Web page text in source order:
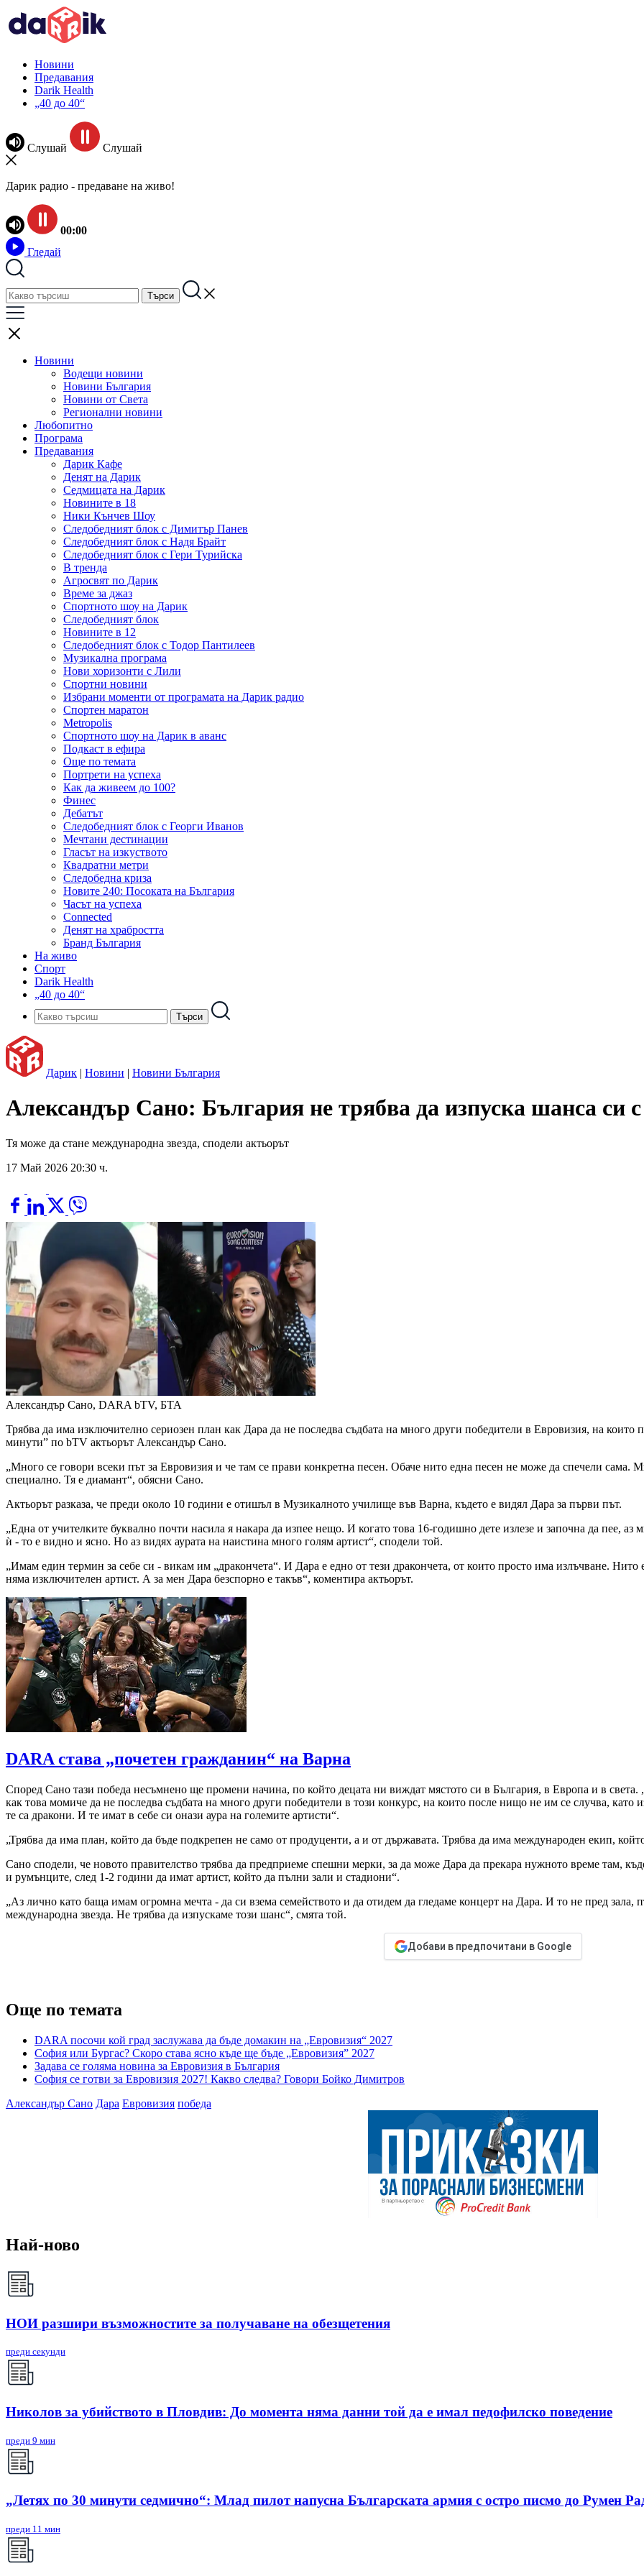
Новини
Предавания
Darik Health
„40 до 40“
Слушай Слушай
Дарик радио - предаване на живо!
00:00
Гледай
Новини
Водещи новини
Новини България
Новини от Света
Регионални новини
Любопитно
Програма
Предавания
Дарик Кафе
Денят на Дарик
Седмицата на Дарик
Новините в 18
Ники Кънчев Шоу
Следобедният блок с Димитър Панев
Следобедният блок с Надя Брайт
Следобедният блок с Гери Турийска
В тренда
Агросвят по Дарик
Време за джаз
Спортното шоу на Дарик
Следобедният блок
Новините в 12
Следобедният блок с Тодор Пантилеев
Музикална програма
Нови хоризонти с Лили
Спортни новини
Избрани моменти от програмата на Дарик радио
Спортен маратон
Metropolis
Спортното шоу на Дарик в аванс
Подкаст в ефира
Още по темата
Портрети на успеха
Как да живеем до 100?
Финес
Дебатът
Следобедният блок с Георги Иванов
Мечтани дестинации
Гласът на изкуството
Квадратни метри
Следобедна криза
Новите 240: Посоката на България
Часът на успеха
Connected
Денят на храбростта
Бранд България
На живо
Спорт
Darik Health
„40 до 40“
Дарик | Новини | Новини България
Александър Сано: България не трябва да изпуска шанса си
Тя може да стане международна звезда, сподели актьорът
17 Май 2026 20:30 ч.
Александър Сано, DARA bTV, БТА
Трябва да има изключително сериозен план как Дара да не последва съдбата на много други победители в Евровизия, на които
минути” по bTV актьорът Александър Сано.
„Много се говори всеки път за Евровизия и че там се прави конкретна песен. Обаче нито една песен не може да спечели
специално. Тя е диамант“, обясни Сано.
Актьорът разказа, че преди около 10 години е отишъл в Музикалното училище във Варна, където е видял Дара за първи път.
„Една от учителките буквално почти насила я накара да изпее нещо. И когато това 16-годишно дете излезе и започна да пее,
ѝ - то е видно и ясно. Но аз видях аурата на наистина много голям артист“, сподели той.
„Имам един термин за себе си - викам им „дракончета“. И Дара е едно от тези дракончета, от които просто има излъчване.
няма изключителен артист. А за мен Дара безспорно е такъв“, коментира актьорът.
DARA става „почетен гражданин“ на Варна
Според Сано тази победа несъмнено ще промени начина, по който децата ни виждат мястото си в България, в Европа и в
как това момиче да не последва съдбата на много други победители в този конкурс, на които после нищо не им се случва,
те са дракони. И те имат в себе си онази аура на големите артисти“.
„Трябва да има план, който да бъде подкрепен не само от продуценти, а и от държавата. Трябва да има международен екип,
Сано сподели, че новото правителство трябва да предприеме спешни мерки, за да може Дара да прекара нужното време там,
и румънците, след 1-2 години да имат артист, който да пълни зали и стадиони“.
„Аз лично като баща имам огромна мечта - да си взема семейството и да отидем да гледаме концерт на Дара. И то не пред зала,
международна звезда. Не трябва да изпускаме този шанс“, смята той.
Добави в предпочитани в Google
Още по темата
DARA посочи кой град заслужава да бъде домакин на „Евровизия“ 2027
София или Бургас? Скоро става ясно къде ще бъде „Евровизия” 2027
Задава се голяма новина за Евровизия в България
София се готви за Евровизия 2027! Какво следва? Говори Бойко Димитров
Александър Сано Дара Евровизия победа
Най-ново
НОИ разшири възможностите за получаване на обезщетения
преди секунди
Николов за убийството в Пловдив: До момента няма данни той да е имал педофилско поведение
преди 9 мин
„Летях по 30 минути седмично“: Млад пилот напусна Българската армия с остро писмо до Румен
преди 11 мин